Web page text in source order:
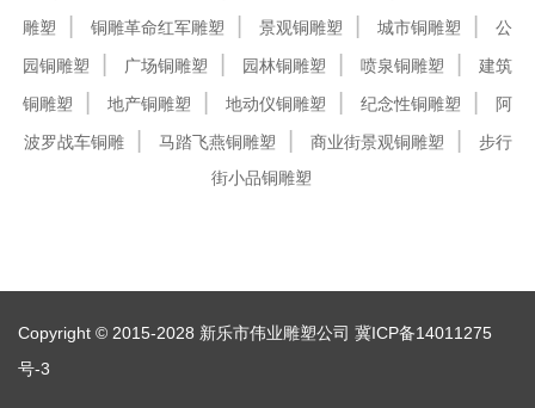
雕塑
铜雕革命红军雕塑 景观铜雕塑 城市铜雕塑
公
园铜雕塑
广场铜雕塑 园林铜雕塑 喷泉铜雕塑
建筑
铜雕塑
地产铜雕塑 地动仪铜雕塑 纪念性铜雕塑
阿
波罗战车铜雕
马踏飞燕铜雕塑 商业街景观铜雕塑
步行
街小品铜雕塑
Copyright © 2015-2028 新乐市伟业雕塑公司 冀ICP备14011275
号-3